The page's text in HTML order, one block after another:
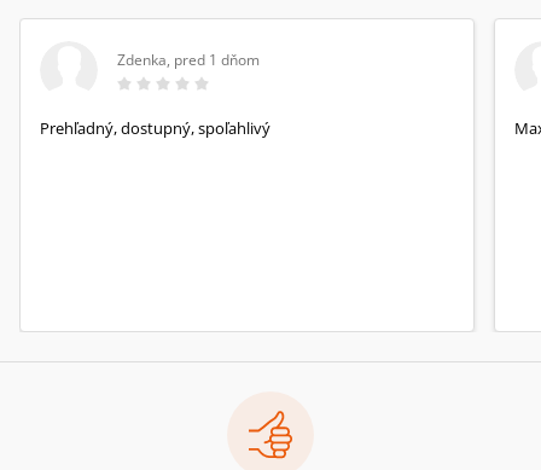
Zdenka, pred 1 dňom
Prehľadný, dostupný, spoľahlivý